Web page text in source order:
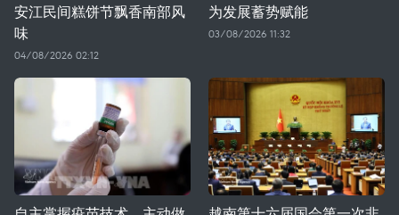
安江民间糕饼节飘香南部风
味
04/08/2026 02:12
为发展蓄势赋能
03/08/2026 11:32